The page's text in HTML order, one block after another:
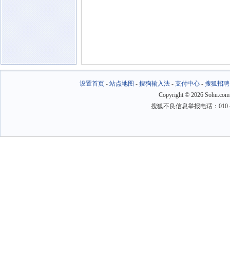
设置首页- 站点地图 - 搜狗输入法- 支付中心- 搜狐招聘
Copyright © 2026
搜狐不良信息举报电话：010